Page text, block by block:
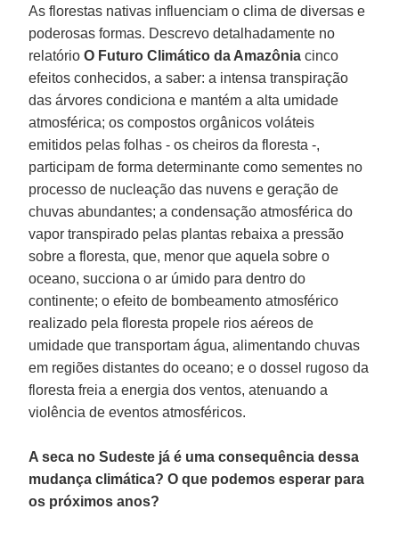
As florestas nativas influenciam o clima de diversas e
poderosas formas. Descrevo detalhadamente no
relatórioO Futuro Climático da Amazônia cinco
efeitos conhecidos, a saber: a intensa transpiração
das árvores condiciona e mantém a alta umidade
atmosférica; os compostos orgânicos voláteis
emitidos pelas folhas - os cheiros da floresta -,
participam de forma determinante como sementes no
processo de nucleação das nuvens e geração de
chuvas abundantes; a condensação atmosférica do
vapor transpirado pelas plantas rebaixa a pressão
sobre a floresta, que, menor que aquela sobre o
oceano, succiona o ar úmido para dentro do
continente; o efeito de bombeamento atmosférico
realizado pela floresta propele rios aéreos de
umidade que transportam água, alimentando chuvas
em regiões distantes do oceano; e o dossel rugoso da
floresta freia a energia dos ventos, atenuando a
violência de eventos atmosféricos.
A seca no Sudeste já é uma consequência dessa
mudança climática? O que podemos esperar para
os próximos anos?